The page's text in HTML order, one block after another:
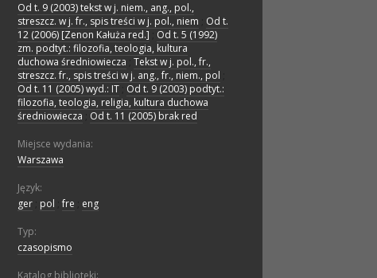
Od t. 9 (2003) tekst w j. niem., ang., pol.,
streszcz. w j. fr., spis treści w j. pol., niem
Od t.
12 (2006) [Zenon Kałuża red.]
Od t. 5 (1992)
zm. podtyt.: filozofia, teologia, kultura
duchowa średniowiecza Tekst w j. pol., fr.,
streszcz. fr., spis treści w j. ang., fr., niem., pol
Od t. 11 (2005) wyd.: IT Od t. 9 (2003) podtyt.:
filozofia, teologia, religia, kultura duchowa
średniowiecza
Od t. 11 (2005) brak red
Miejsce wydania:
Warszawa
Język:
ger pol ;fre eng
Typ:
czasopismo